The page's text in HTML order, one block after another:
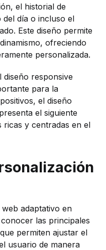
el historial de
del día o incluso el
Este diseño permite
ofreciendo
personalizada.
diseño responsive
para la
el diseño
el siguiente
ricas y centradas en el
adaptativo en
las principales
permiten ajustar el
usuario de manera